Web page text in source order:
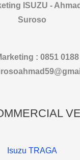
ISUZU - Ahmad
Suroso
: 0851 0188
Isuzu TRAGA